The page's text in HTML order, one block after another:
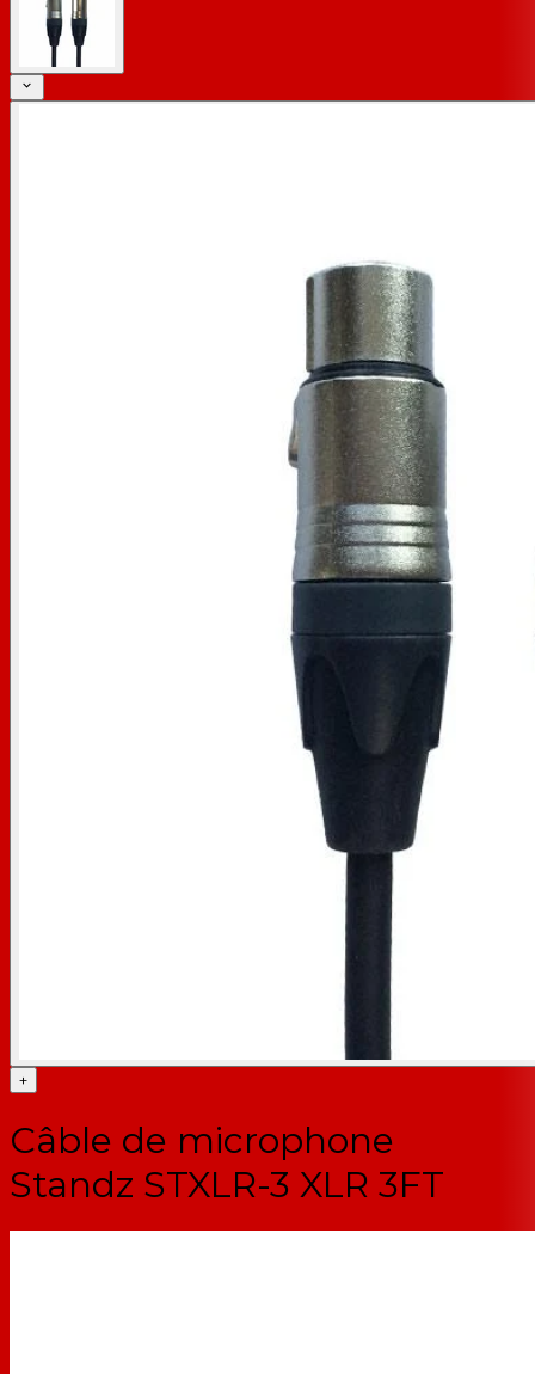
+
Câble de microphone
Standz STXLR-3 XLR 3FT